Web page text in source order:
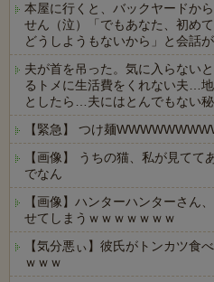
本屋に行くと、バックヤードか
せん（泣）「でもあなた、初め
どうしようもないから」と会話
夫が首を吊った。気に入らない
るトメに生活費をくれない夫…
としたら…夫にはとんでもない
【緊急】 つけ麺
【画像】 うちの猫、私が見て
でなん
【画像】ハンターハンターさん
せてしまうｗｗｗｗｗｗｗ
【気分悪ぃ】彼氏がトンカツ食
ｗｗｗ